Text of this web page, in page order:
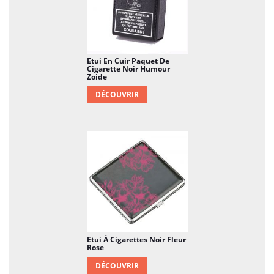
Il devient ainsi un objet de conversation, un
élément marquant dans une tenue, mais
surtout, un accessoire indispensable pour
protéger vos cigarettes tout en exprimant
votre goût pour le mystère et la provocation.
En termes de praticité, cet étui de rangement
cigarettes, vous évitant ainsi de transporter un
paquet de cigarettes fragile qui pourrait
facilement se déchirer ou s’écraser. Grâce à sa
taille compacte et ergonomique, il se glisse
sans problème dans une poche de veste, un
sac à main, ou même la poche arrière d’un
jean, vous accompagnant discrètement tout au
long de la journée.
Etui En Cuir Paquet De
Cigarette Noir Humour
Zoide
DÉCOUVRIR
Etui À Cigarettes Noir Fleur
Rose
DÉCOUVRIR